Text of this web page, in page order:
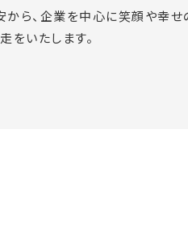
から、企業を中心に笑顔や幸せ
をいたします。